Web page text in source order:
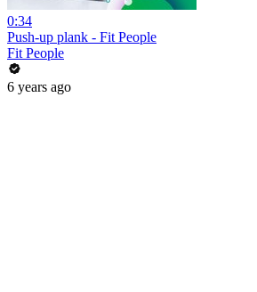
0:34
Push-up plank - Fit People
Fit People
6 years ago